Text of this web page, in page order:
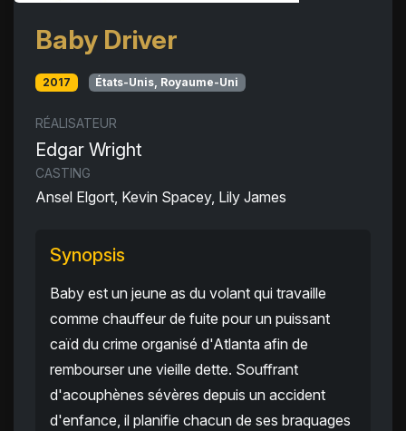
Baby Driver
2017 États-Unis, Royaume-Uni
RÉALISATEUR
Edgar Wright
CASTING
Ansel Elgort, Kevin Spacey, Lily James
Synopsis
Baby est un jeune as du volant qui travaille
comme chauffeur de fuite pour un puissant
caïd du crime organisé d'Atlanta afin de
rembourser une vieille dette. Souffrant
d'acouphènes sévères depuis un accident
d'enfance, il planifie chacun de ses braquages